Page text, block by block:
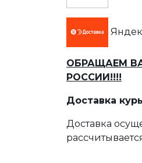
ОБРАЩАЕМ
РОССИИ!!!!
Доставка
Доставка